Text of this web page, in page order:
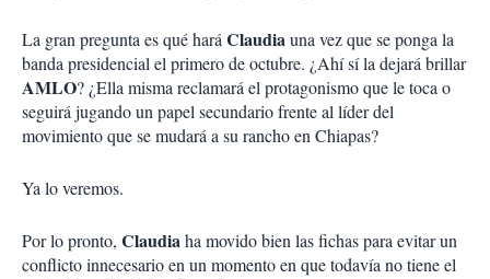
La gran pregunta es qué hará Claudiauna vez que se ponga la
banda presidencial el primero de octubre. ¿Ahí sí la dejará brillar
AMLO? ¿Ella misma reclamará el protagonismo que le toca o
seguirá jugando un papel secundario frente al líder del
movimiento que se mudará a su rancho en Chiapas?
Ya lo veremos.
Por lo pronto, Claudiaha movido bien las fichas para evitar un
conflicto innecesario en un momento en que todavía no tiene el